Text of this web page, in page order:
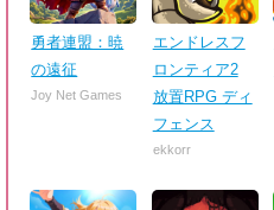
勇者連盟：暁
の遠征
Joy Net Games
エンドレスフ
ロンティア2
放置RPG ディ
フェンス
ekkorr